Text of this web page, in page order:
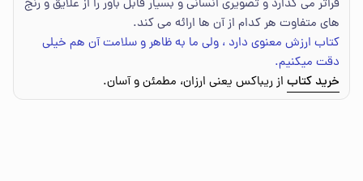
فراتر می گذارد و تصویری انسانی و بسیار قابل باور را از علایق و رنج
های متفاوت هر کدام از آن ها ارائه می کند.
کتاب ارزش معنوی دارد ، ولی ما به ظاهر و سلامت آن هم خیلی
دقت میکنیم.
خرید کتاب از ریباکس یعنی ارزان، مطمئن و آسان.